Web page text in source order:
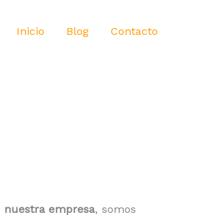
Inicio Blog Contacto
nuestra empresa, somos